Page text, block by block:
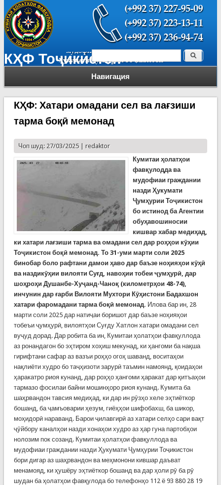
КҲФ Тоҷикистон
Навигация
Форма поиска Поиск
КҲФ: Хатари омадани сел ва лағзиши
тарма боқӣ мемонад
Чоп шуд: 27/03/2025 | redaktor
Кумитаи ҳолатҳои
фавқулодда ва
мудофиаи граждании
назди Ҳукумати
Ҷумҳурии Тоҷикистон
бо истинод ба Агентии
обуҳавошиносии
кишвар хабар медиҳад,
ки хатари лағзиши тарма ва омадани сел дар роҳҳои кӯҳии
Тоҷикистон боқӣ мемонад. То 31-уми марти соли 2025
бинобар боло рафтани дамои ҳаво дар баъзе ноҳияҳои кӯҳӣ
ва наздикӯҳии вилояти Суғд, навоҳии тобеи ҷумҳурӣ, дар
шоҳроҳи Душанбе-Хуҷанд-Чаноқ (километрҳои 48-74),
инчунин дар ғарби Вилояти Мухтори Кӯҳистони Бадахшон
хатари фаромадани тарма боқӣ мемонад. Илова бар ин, 28
марти соли 2025 дар натиҷаи боришот дар баъзе ноҳияҳои
тобеъи ҷумҳурӣ, вилоятҳои Суғду Хатлон хатари омадани сел
вуҷуд дорад. Дар робита ба ин, Кумитаи ҳолатҳои фавқуллода
аз ронандагон бо эҳтиром хоҳиш мекунад, ки ҳангоми ба нақша
гирифтани сафар аз вазъи роҳҳо огоҳ шаванд, воситаҳои
нақлиёти худро бо таҷҳизоти зарурӣ таъмин намоянд, қоидаҳои
ҳаракатро риоя кунанд, дар роҳҳо ҳангоми ҳаракат дар қитъаҳои
тармазо фосилаи байни мошинҳоро риоя кунанд. Кумита ба
шаҳрвандон тавсия медиҳад, ки дар ин рӯзҳо хеле эҳтиёткор
бошанд, ба ҷамъоварии ҳезум, гиёҳҳои шифобахш, ба шикор,
моҳидорӣ нараванд. Барои ҷилавгирӣ аз хатари селҳо сари вақт
ҷӯйбору каналҳои назди хонаҳои худро аз ҳар гуна партобҳои
нолозим пок созанд. Кумитаи ҳолатҳои фавқуллода ва
мудофиаи граждании назди Ҳукумати Ҷумҳурии Тоҷикистон
бори дигар аз шаҳрвандон ва меҳмонони кившар даъват
менамояд, ки ҳушёру эҳтиёткор бошанд ва дар ҳоли рӯ ба рӯ
шудан ба ҳолатҳои фавқулода бо телефонҳо 112 ё 93 880 28 19